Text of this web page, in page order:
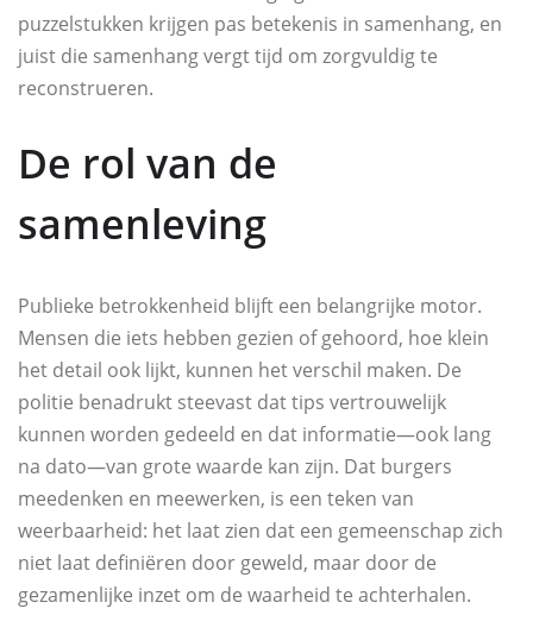
puzzelstukken krijgen pas betekenis in samenhang, en
juist die samenhang vergt tijd om zorgvuldig te
reconstrueren.
De rol van de
samenleving
Publieke betrokkenheid blijft een belangrijke motor.
Mensen die iets hebben gezien of gehoord, hoe klein
het detail ook lijkt, kunnen het verschil maken. De
politie benadrukt steevast dat tips vertrouwelijk
kunnen worden gedeeld en dat informatie—ook lang
na dato—van grote waarde kan zijn. Dat burgers
meedenken en meewerken, is een teken van
weerbaarheid: het laat zien dat een gemeenschap zich
niet laat definiëren door geweld, maar door de
gezamenlijke inzet om de waarheid te achterhalen.